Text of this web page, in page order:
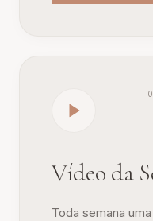
Vídeo da
Toda semana